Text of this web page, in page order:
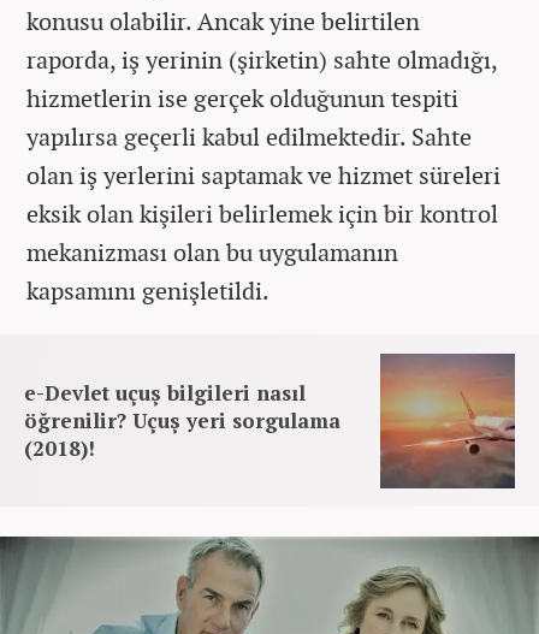
konusu olabilir. Ancak yine belirtilen
raporda, iş yerinin (şirketin) sahte olmadığı,
hizmetlerin ise gerçek olduğunun tespiti
yapılırsa geçerli kabul edilmektedir. Sahte
olan iş yerlerini saptamak ve hizmet süreleri
eksik olan kişileri belirlemek için bir kontrol
mekanizması olan bu uygulamanın
kapsamını genişletildi.
e-Devlet uçuş bilgileri nasıl
öğrenilir? Uçuş yeri sorgulama
(2018)!